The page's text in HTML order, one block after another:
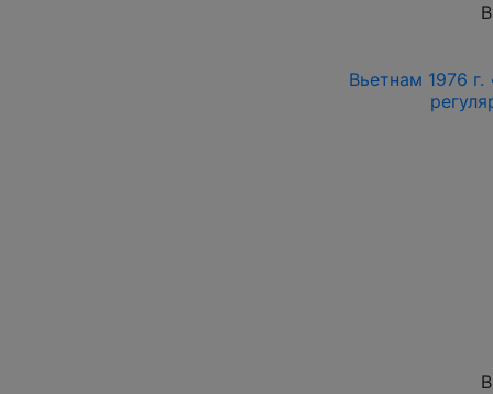
Вьетнам 1976